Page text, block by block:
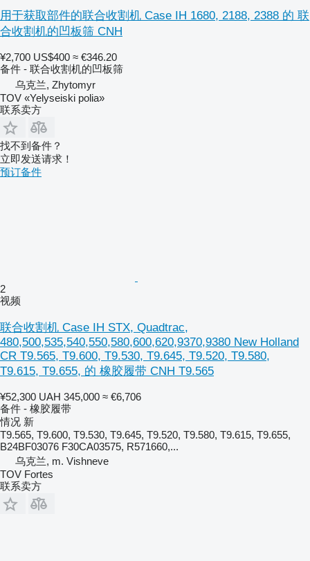
用于获取部件的联合收割机 Case IH 1680, 2188, 2388 的 联
合收割机的凹板筛 CNH
¥2,700 US$400 ≈ €346.20
备件 - 联合收割机的凹板筛
乌克兰, Zhytomyr
TOV «Yelyseiski polia»
联系卖方
找不到备件？
立即发送请求！
预订备件
2
视频
联合收割机 Case IH STX, Quadtrac,
480,500,535,540,550,580,600,620,9370,9380 New Holland
CR T9.565, T9.600, T9.530, T9.645, T9.520, T9.580,
T9.615, T9.655, 的 橡胶履带 CNH T9.565
¥52,300 UAH 345,000 ≈ €6,706
备件 - 橡胶履带
情况 新
T9.565, T9.600, T9.530, T9.645, T9.520, T9.580, T9.615, T9.655,
B24BF03076 F30CA03575, R571660,...
乌克兰, m. Vishneve
TOV Fortes
联系卖方